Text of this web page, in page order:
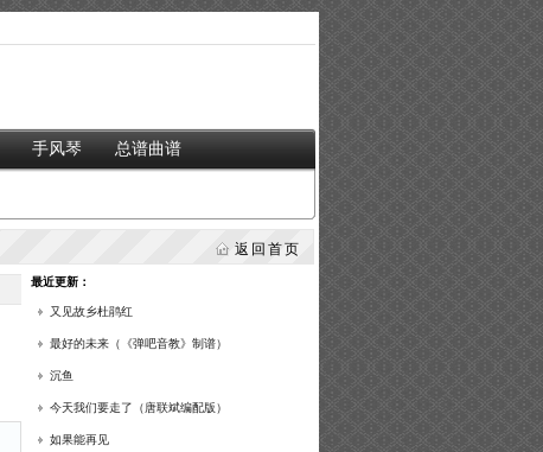
手风琴 总谱曲谱
返回首页
最近更新：
又见故乡杜鹃红
最好的未来（《弹吧音教》制谱）
沉鱼
今天我们要走了（唐联斌编配版）
如果能再见